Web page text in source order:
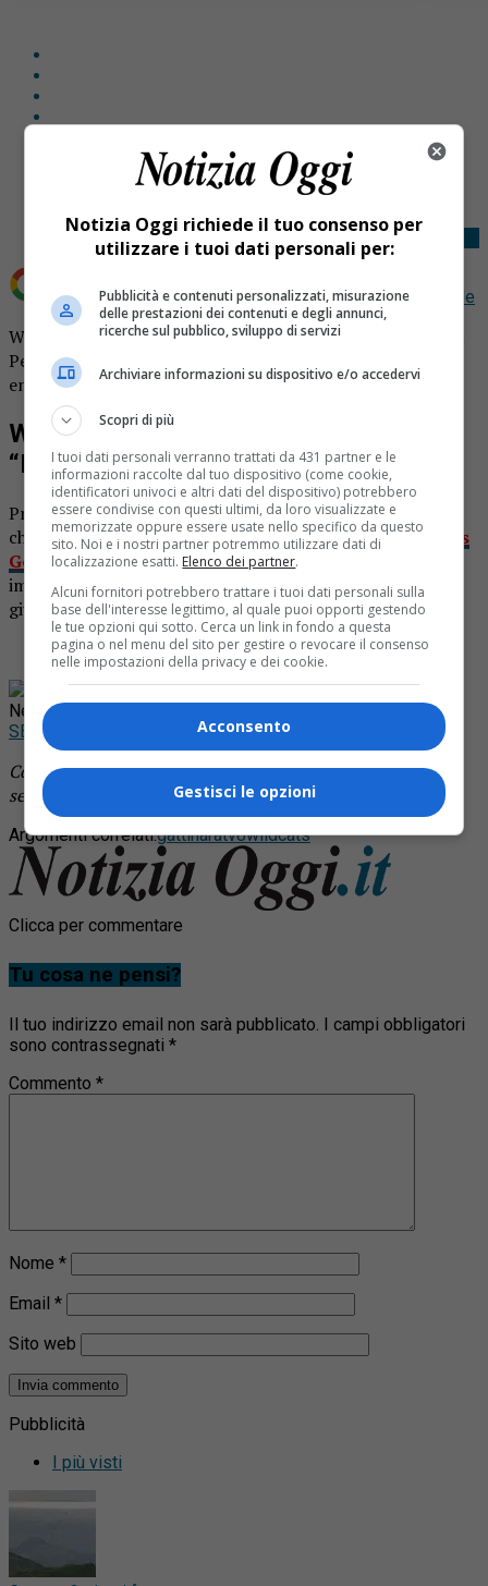
Aggiungi Notizia Oggi.it come Fonte preferita su Google
Wildcats Gattinara applausi in tivù a “Italia’s Got Talent”.
Performance stellare andata in onda su Canale TV8:
entusiasti i giudici.
Wildcats Gattinara applausi in tivù a
“Italia’s Got Talent”
Prestazione da applausi e giudici entusiasti delle
cheerleaders valsesiane, in 26presenti al format “Italia’s
Got Talent” nella serata di mercoledì 23 gennaio
immagini parlano da sole, così come i commenti della
giuria.
Rimani aggiornato seguendoci su Google
News!
SEGUICI
Continua a leggere le notizie diNotizia Oggi Borgosesia
segui la nostra
pagina Facebook
Argomenti correlati:gattinaratv8wildcats
Clicca per commentare
Tu cosa ne pensi?
Il tuo indirizzo email non sarà pubblicato. I campi obbligatori
sono contrassegnati *
Commento *
Nome *
Email *
Sito web
Pubblicità
I più visti
Notizia Oggi richiede il tuo consenso per
utilizzare i tuoi dati personali per:
Pubblicità e contenuti personalizzati, misurazione
delle prestazioni dei contenuti e degli annunci,
ricerche sul pubblico, sviluppo di servizi
Archiviare informazioni su dispositivo e/o accedervi
Scopri di più
I tuoi dati personali verranno trattati da 431 partner e le
informazioni raccolte dal tuo dispositivo (come cookie,
identificatori univoci e altri dati del dispositivo) potrebbero
essere condivise con questi ultimi, da loro visualizzate e
memorizzate oppure essere usate nello specifico da questo
sito. Noi e i nostri partner potremmo utilizzare dati di
localizzazione esatti. Elenco dei partner.
Alcuni fornitori potrebbero trattare i tuoi dati personali sulla
base dell'interesse legittimo, al quale puoi opporti gestendo
le tue opzioni qui sotto. Cerca un link in fondo a questa
pagina o nel menu del sito per gestire o revocare il consenso
nelle impostazioni della privacy e dei cookie.
Acconsento
Gestisci le opzioni